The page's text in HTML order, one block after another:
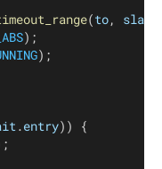
(to, slack
);
);
.entry)) {